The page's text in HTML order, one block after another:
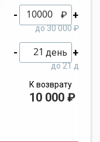
- ₽ +
до 30 000 ₽
- день +
до 21 д
К возврату
10 000 ₽